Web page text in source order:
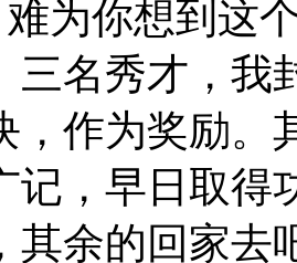
难为你想到这
三名秀才，我
，作为奖励。
记，早日取得
其余的回家去